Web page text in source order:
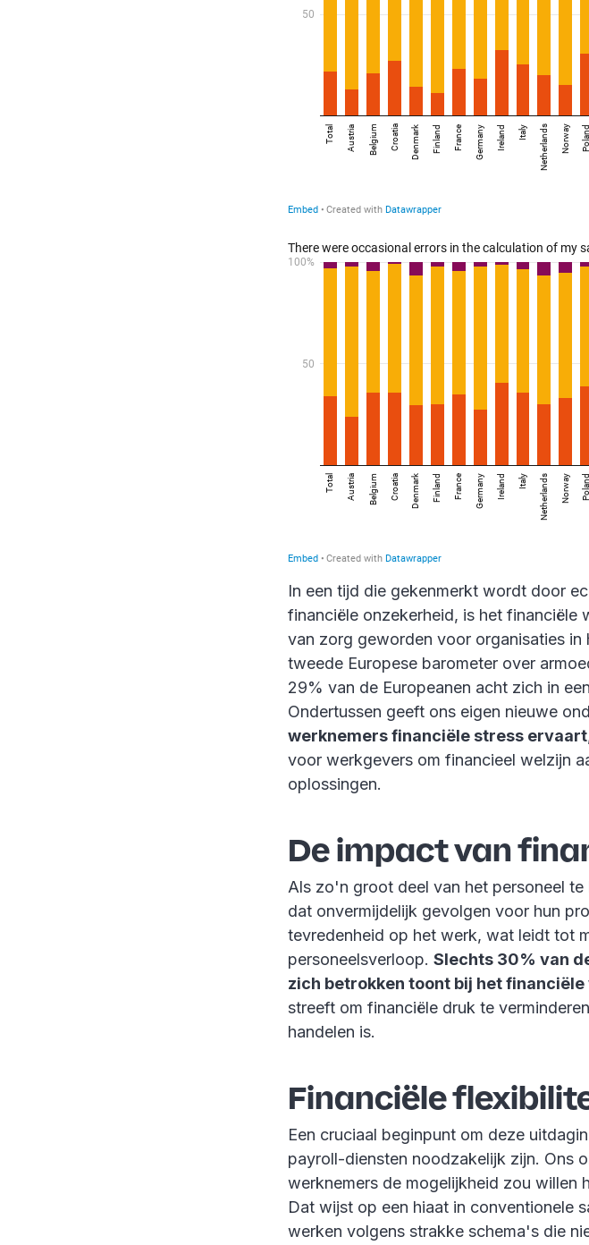
In een tijd die gekenmerkt wordt door
financiële onzekerheid, is het financiële
van zorg geworden voor organisaties in
tweede Europese barometer over
29% van de Europeanen acht zich in
Ondertussen geeft ons eigen nieuwe
werknemers financiële stress ervaart
voor werkgevers om financieel welzijn
oplossingen.
De impact van
Als zo'n groot deel van het personeel
dat onvermijdelijk gevolgen voor hun
tevredenheid op het werk, wat leidt tot
personeelsverloop. Slechts 30% van
zich betrokken toont bij het financiële
streeft om financiële druk te
handelen is.
Financiële
Een cruciaal beginpunt om deze
payroll-diensten noodzakelijk zijn. Ons
werknemers de mogelijkheid zou willen
Dat wijst op een hiaat in conventionele
werken volgens strakke schema's die